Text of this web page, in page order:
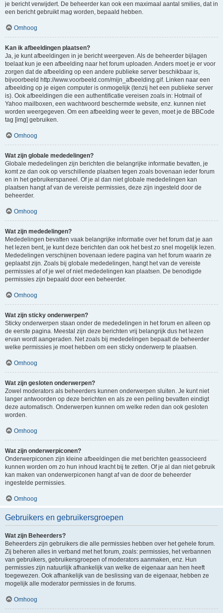
je bericht verwijdert. De beheerder kan ook een maximaal aantal smilies, dat in
een bericht gebruikt mag worden, bepaald hebben.
Omhoog
Kan ik afbeeldingen plaatsen?
Ja, je kunt afbeeldingen in je bericht weergeven. Als de beheerder bijlagen
toelaat kun je een afbeelding naar het forum uploaden. Anders moet je er voor
zorgen dat de afbeelding op een andere publieke server beschikbaar is,
bijvoorbeeld http://www.voorbeeld.com/mijn_afbeelding.gif. Linken naar een
afbeelding op je eigen computer is onmogelijk (tenzij het een publieke server
is). Ook afbeeldingen die een authentificatie vereisen zoals in: Hotmail of
Yahoo mailboxen, een wachtwoord beschermde website, enz. kunnen niet
worden weergegeven. Om een afbeelding weer te geven, moet je de BBCode
tag [img] gebruiken.
Omhoog
Wat zijn globale mededelingen?
Globale mededelingen zijn berichten die belangrijke informatie bevatten, je
komt ze dan ook op verschillende plaatsen tegen zoals bovenaan ieder forum
en in het gebruikerspaneel. Of je al dan niet globale mededelingen kan
plaatsen hangt af van de vereiste permissies, deze zijn ingesteld door de
beheerder.
Omhoog
Wat zijn mededelingen?
Mededelingen bevatten vaak belangrijke informatie over het forum dat je aan
het lezen bent, je kunt deze berichten dan ook het best zo snel mogelijk lezen.
Mededelingen verschijnen bovenaan iedere pagina van het forum waarin ze
geplaatst zijn. Zoals bij globale mededelingen, hangt het van de vereiste
permissies af of je wel of niet mededelingen kan plaatsen. De benodigde
permissies zijn bepaald door een beheerder.
Omhoog
Wat zijn sticky onderwerpen?
Sticky onderwerpen staan onder de mededelingen in het forum en alleen op
de eerste pagina. Meestal zijn deze berichten vrij belangrijk dus het lezen
ervan wordt aangeraden. Net zoals bij mededelingen bepaalt de beheerder
welke permissies je moet hebben om een sticky onderwerp te plaatsen.
Omhoog
Wat zijn gesloten onderwerpen?
Zowel moderators als beheerders kunnen onderwerpen sluiten. Je kunt niet
langer antwoorden op deze berichten en als ze een peiling bevatten eindigt
deze automatisch. Onderwerpen kunnen om welke reden dan ook gesloten
worden.
Omhoog
Wat zijn onderwerpiconen?
Onderwerpiconen zijn kleine afbeeldingen die met berichten geassocieerd
kunnen worden om zo hun inhoud kracht bij te zetten. Of je al dan niet gebruik
kan maken van onderwerpiconen hangt af van de door de beheerder
ingestelde permissies.
Omhoog
Gebruikers en gebruikersgroepen
Wat zijn Beheerders?
Beheerders zijn gebruikers die alle permissies hebben over het gehele forum.
Zij beheren alles in verband met het forum, zoals: permissies, het verbannen
van gebruikers, gebruikersgroepen of moderators aanmaken, enz. Hun
permissies zijn natuurlijk afhankelijk van welke de eigenaar aan hen heeft
toegewezen. Ook afhankelijk van de beslissing van de eigenaar, hebben ze
mogelijk alle moderator permissies in de forums.
Omhoog